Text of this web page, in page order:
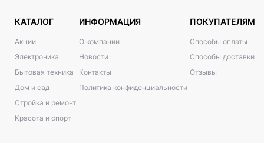
КАТАЛОГ
Акции
Электроника
Бытовая техника
Дом и сад
Стройка и ремонт
Красота и спорт
ИНФОРМАЦИЯ
О компании
Новости
Контакты
Политика конфиденциальности
ПОКУПАТЕЛЯМ
Способы оплаты
Способы доставки
Отзывы